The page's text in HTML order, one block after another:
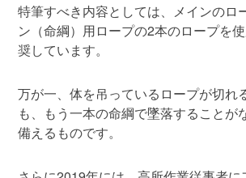
特筆すべき内容としては、メインのロ
ン（命綱）用ロープの2本のロープを
奨しています。
万が一、体を吊っているロープが切れ
も、もう一本の命綱で墜落することが
備えるものです。